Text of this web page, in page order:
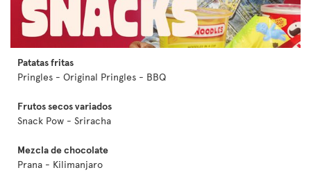
Patatas fritas
Pringles - Original Pringles - BBQ
Frutos secos variados
Snack Pow - Sriracha
Mezcla de chocolate
Prana - Kilimanjaro